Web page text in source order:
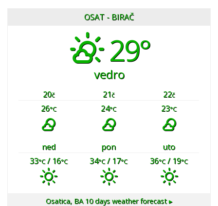
OSAT - BIRAČ
29°
vedro
20č 21č 22č
26°C 24°C 23°C
ned pon
uto
33°C/ 16°C 34°C/ 17°C 36°C/ 19°C
Osatica, BA10 days weather forecast ▸